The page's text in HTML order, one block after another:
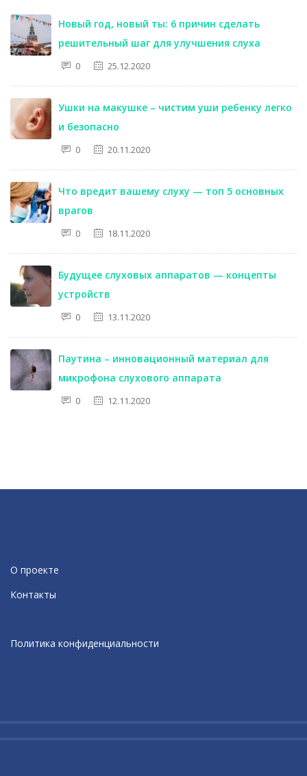
Новый год, новый ты: 6 причин сделать
решительный шаг для улучшения слуха
0 25.12.2020
Ушки на макушке – чистим уши ребенку легко
и безопасно
0 20.11.2020
Что вредит вашему слуху — топ 5 основных
врагов
0 18.11.2020
Будущее слуховых аппаратов — концепты
устройств
0 13.11.2020
Паутина – инновационный материал для
микрофона слухового аппарата
0 12.11.2020
О проекте
Контакты
Политика конфиденциальности